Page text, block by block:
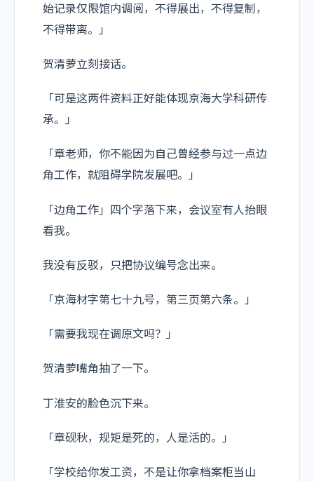
始记录仅限馆内调阅，不得展出，不得复制，
不得带离。」
贺清萝立刻接话。
「可是这两件资料正好能体现京海大学科研传
承。」
「章老师，你不能因为自己曾经参与过一点边
角工作，就阻碍学院发展吧。」
「边角工作」四个字落下来，会议室有人抬眼
看我。
我没有反驳，只把协议编号念出来。
「京海材字第七十九号，第三页第六条。」
「需要我现在调原文吗？」
贺清萝嘴角抽了一下。
丁淮安的脸色沉下来。
「章砚秋，规矩是死的，人是活的。」
「学校给你发工资，不是让你拿档案柜当山